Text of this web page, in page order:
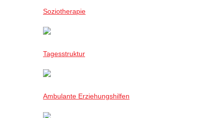
Soziotherapie
Tagesstruktur
Ambulante Erziehungshilfen